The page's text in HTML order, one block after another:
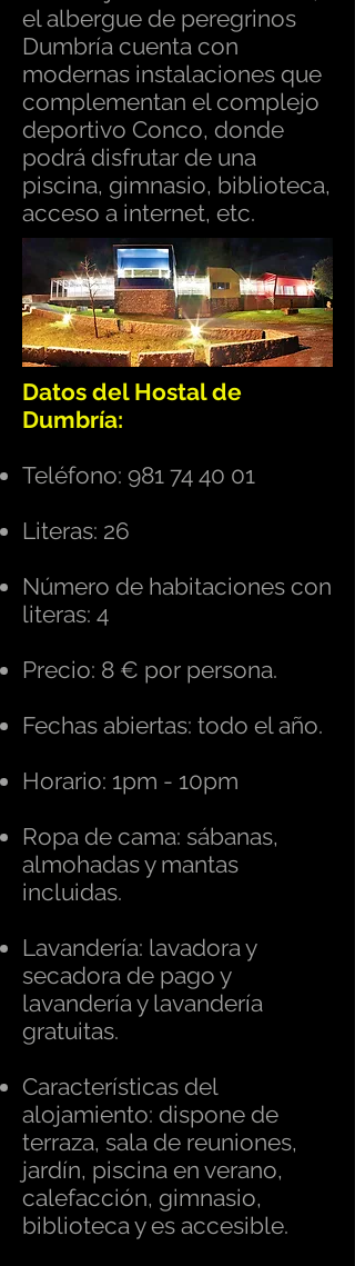
el albergue de peregrinos
Dumbría cuenta con
modernas instalaciones que
complementan el complejo
deportivo Conco, donde
podrá disfrutar de una
piscina, gimnasio, biblioteca,
acceso a internet, etc.
Datos del Hostal de
Dumbría:
Teléfono: 981 74 40 01
Literas: 26
Número de habitaciones con
literas: 4
Precio: 8 € por persona.
Fechas abiertas: todo el año.
Horario: 1pm - 10pm
Ropa de cama: sábanas,
almohadas y mantas
incluidas.
Lavandería: lavadora y
secadora de pago y
lavandería y lavandería
gratuitas.
Características del
alojamiento: dispone de
terraza, sala de reuniones,
jardín, piscina en verano,
calefacción, gimnasio,
biblioteca y es accesible.